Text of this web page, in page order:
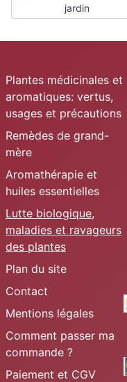
jardin
Plantes médicinales et
aromatiques: vertus,
usages et précautions
Remèdes de grand-
mère
Aromathérapie et
huiles essentielles
Lutte biologique,
maladies et ravageurs
des plantes
Plan du site
Contact
Mentions légales
Comment passer ma
commande ?
Paiement et CGV